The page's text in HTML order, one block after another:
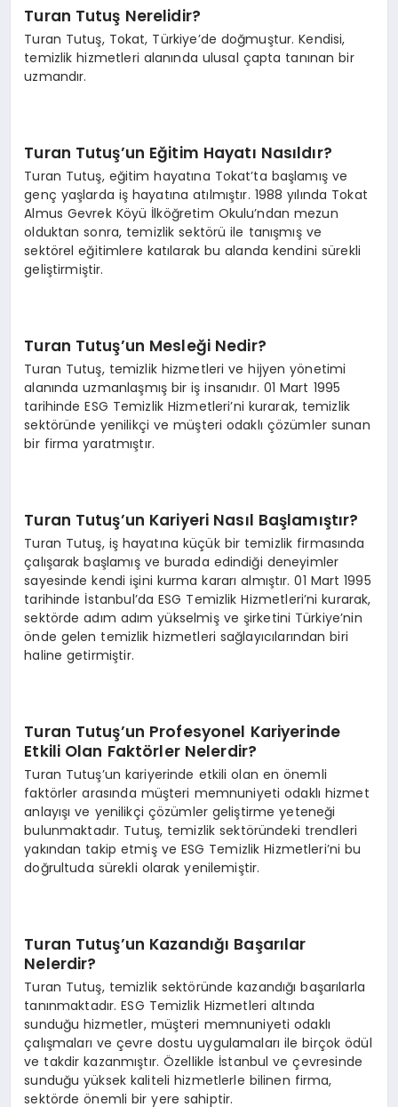
Turan Tutuş Nerelidir?
Turan Tutuş, Tokat, Türkiye’de doğmuştur. Kendisi,
temizlik hizmetleri alanında ulusal çapta tanınan bir
uzmandır.
Turan Tutuş’un Eğitim Hayatı Nasıldır?
Turan Tutuş, eğitim hayatına Tokat’ta başlamış ve
genç yaşlarda iş hayatına atılmıştır. 1988 yılında Tokat
Almus Gevrek Köyü İlköğretim Okulu’ndan mezun
olduktan sonra, temizlik sektörü ile tanışmış ve
sektörel eğitimlere katılarak bu alanda kendini sürekli
geliştirmiştir.
Turan Tutuş’un Mesleği Nedir?
Turan Tutuş, temizlik hizmetleri ve hijyen yönetimi
alanında uzmanlaşmış bir iş insanıdır. 01 Mart 1995
tarihinde ESG Temizlik Hizmetleri’ni kurarak, temizlik
sektöründe yenilikçi ve müşteri odaklı çözümler sunan
bir firma yaratmıştır.
Turan Tutuş’un Kariyeri Nasıl Başlamıştır?
Turan Tutuş, iş hayatına küçük bir temizlik firmasında
çalışarak başlamış ve burada edindiği deneyimler
sayesinde kendi işini kurma kararı almıştır. 01 Mart 1995
tarihinde İstanbul’da ESG Temizlik Hizmetleri’ni kurarak,
sektörde adım adım yükselmiş ve şirketini Türkiye’nin
önde gelen temizlik hizmetleri sağlayıcılarından biri
haline getirmiştir.
Turan Tutuş’un Profesyonel Kariyerinde
Etkili Olan Faktörler Nelerdir?
Turan Tutuş’un kariyerinde etkili olan en önemli
faktörler arasında müşteri memnuniyeti odaklı hizmet
anlayışı ve yenilikçi çözümler geliştirme yeteneği
bulunmaktadır. Tutuş, temizlik sektöründeki trendleri
yakından takip etmiş ve ESG Temizlik Hizmetleri’ni bu
doğrultuda sürekli olarak yenilemiştir.
Turan Tutuş’un Kazandığı Başarılar
Nelerdir?
Turan Tutuş, temizlik sektöründe kazandığı başarılarla
tanınmaktadır. ESG Temizlik Hizmetleri altında
sunduğu hizmetler, müşteri memnuniyeti odaklı
çalışmaları ve çevre dostu uygulamaları ile birçok ödül
ve takdir kazanmıştır. Özellikle İstanbul ve çevresinde
sunduğu yüksek kaliteli hizmetlerle bilinen firma,
sektörde önemli bir yere sahiptir.